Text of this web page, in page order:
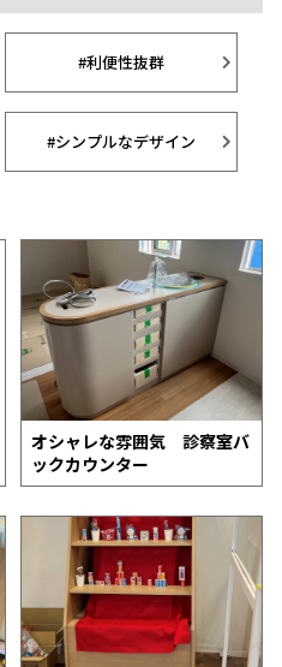
#利便性抜群
#シンプルなデザイン
オシャレな雰囲気 診察室バ
ックカウンター